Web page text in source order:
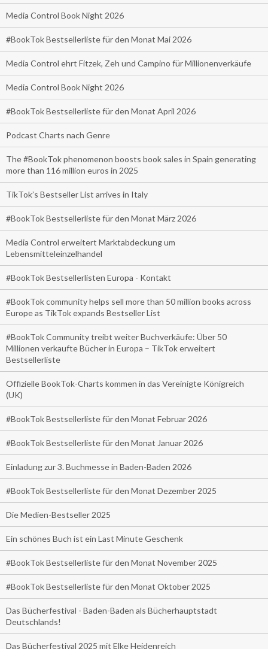
Media Control Book Night 2026
#BookTok Bestsellerliste für den Monat Mai 2026
Media Control ehrt Fitzek, Zeh und Campino für Millionenverkäufe
Media Control Book Night 2026
#BookTok Bestsellerliste für den Monat April 2026
Podcast Charts nach Genre
The #BookTok phenomenon boosts book sales in Spain generating
more than 116 million euros in 2025
TikTok’s Bestseller List arrives in Italy
#BookTok Bestsellerliste für den Monat März 2026
Media Control erweitert Marktabdeckung um
Lebensmitteleinzelhandel
#BookTok Bestsellerlisten Europa - Kontakt
#BookTok community helps sell more than 50 million books across
Europe as TikTok expands Bestseller List
#BookTok Community treibt weiter Buchverkäufe: Über 50
Millionen verkaufte Bücher in Europa – TikTok erweitert
Bestsellerliste
Offizielle BookTok-Charts kommen in das Vereinigte Königreich
(UK)
#BookTok Bestsellerliste für den Monat Februar 2026
#BookTok Bestsellerliste für den Monat Januar 2026
Einladung zur 3. Buchmesse in Baden-Baden 2026
#BookTok Bestsellerliste für den Monat Dezember 2025
Die Medien-Bestseller 2025
Ein schönes Buch ist ein Last Minute Geschenk
#BookTok Bestsellerliste für den Monat November 2025
#BookTok Bestsellerliste für den Monat Oktober 2025
Das Bücherfestival - Baden-Baden als Bücherhauptstadt
Deutschlands!
Das Bücherfestival 2025 mit Elke Heidenreich